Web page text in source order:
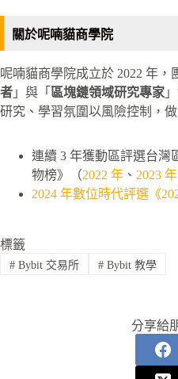
關於呢喃貓商學院
呢喃貓商學院成立於 2022 年，
者 」與「 區塊鏈領域研究專家
研究、學習氛圍以風險控制，
連續 3 年獲動區評選台灣
物榜》（2022 年 、 2023 年
2024 年數位時代評選《
標籤
#Bybit 交易所 #Bybit 教學
分享給